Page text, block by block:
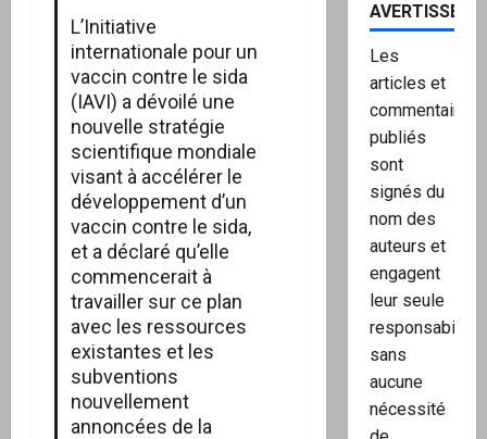
L’Initiative
internationale pour un
vaccin contre le sida
(IAVI) a dévoilé une
nouvelle stratégie
scientifique mondiale
visant à accélérer le
développement d’un
vaccin contre le sida,
et a déclaré qu’elle
commencerait à
travailler sur ce plan
avec les ressources
existantes et les
subventions
nouvellement
annoncées de la
Les
articles et
commentaires
publiés
sont
signés du
nom des
auteurs et
engagent
leur seule
responsabilité,
sans
aucune
nécessité